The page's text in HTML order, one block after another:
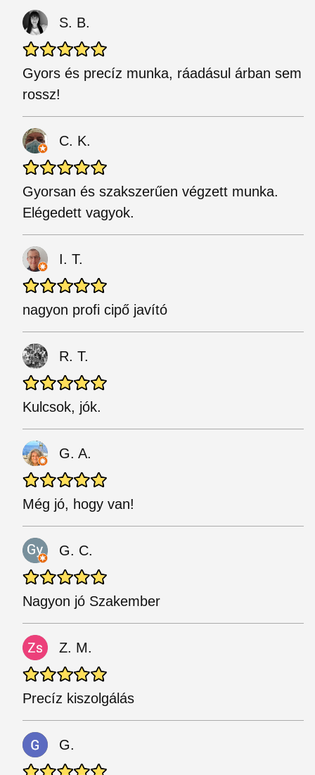
S. B.
Gyors és precíz munka, ráadásul árban sem
rossz!
C. K.
Gyorsan és szakszerűen végzett munka.
Elégedett vagyok.
I. T.
nagyon profi cipő javító
R. T.
Kulcsok, jók.
G. A.
Még jó, hogy van!
G. C.
Nagyon jó Szakember
Z. M.
Precíz kiszolgálás
G.